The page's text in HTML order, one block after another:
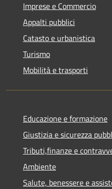
Imprese e Commercio
Appalti pubblici
Catasto e urbanistica
Turismo
Mobilità e trasporti
Educazione e formazione
Giustizia e sicurezza
Tributi,finanze e
Ambiente
Salute, benessere e